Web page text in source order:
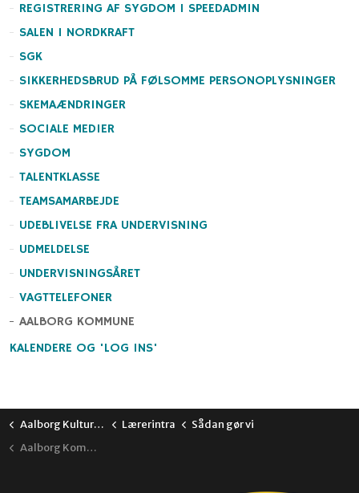
REGISTRERING AF SYGDOM I SPEEDADMIN
SALEN I NORDKRAFT
SGK
SIKKERHEDSBRUD PÅ FØLSOMME PERSONOPLYSNINGER
SKEMAÆNDRINGER
SOCIALE MEDIER
SYGDOM
TALENTKLASSE
TEAMSAMARBEJDE
UDEBLIVELSE FRA UNDERVISNING
UDMELDELSE
UNDERVISNINGSÅRET
VAGTTELEFONER
AALBORG KOMMUNE
KALENDERE OG 'LOG INS'
Aalborg Kulturskole Lærerintra
Sådan gør vi
Aalborg Kommune